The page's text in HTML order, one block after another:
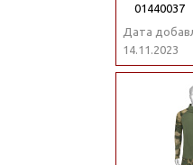
01440037
Дата
14.11.2023